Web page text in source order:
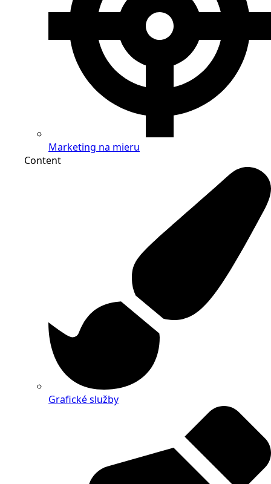
Marketing na mieru
Content
Grafické služby